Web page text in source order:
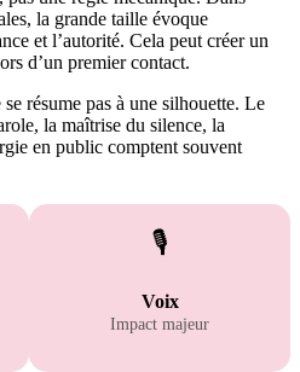
la grande taille évoque
et l’autorité. Cela peut créer un
d’un premier contact.
se résume pas à une silhouette. Le
la maîtrise du silence, la
en public comptent souvent
🎙️
Voix
Impact majeur